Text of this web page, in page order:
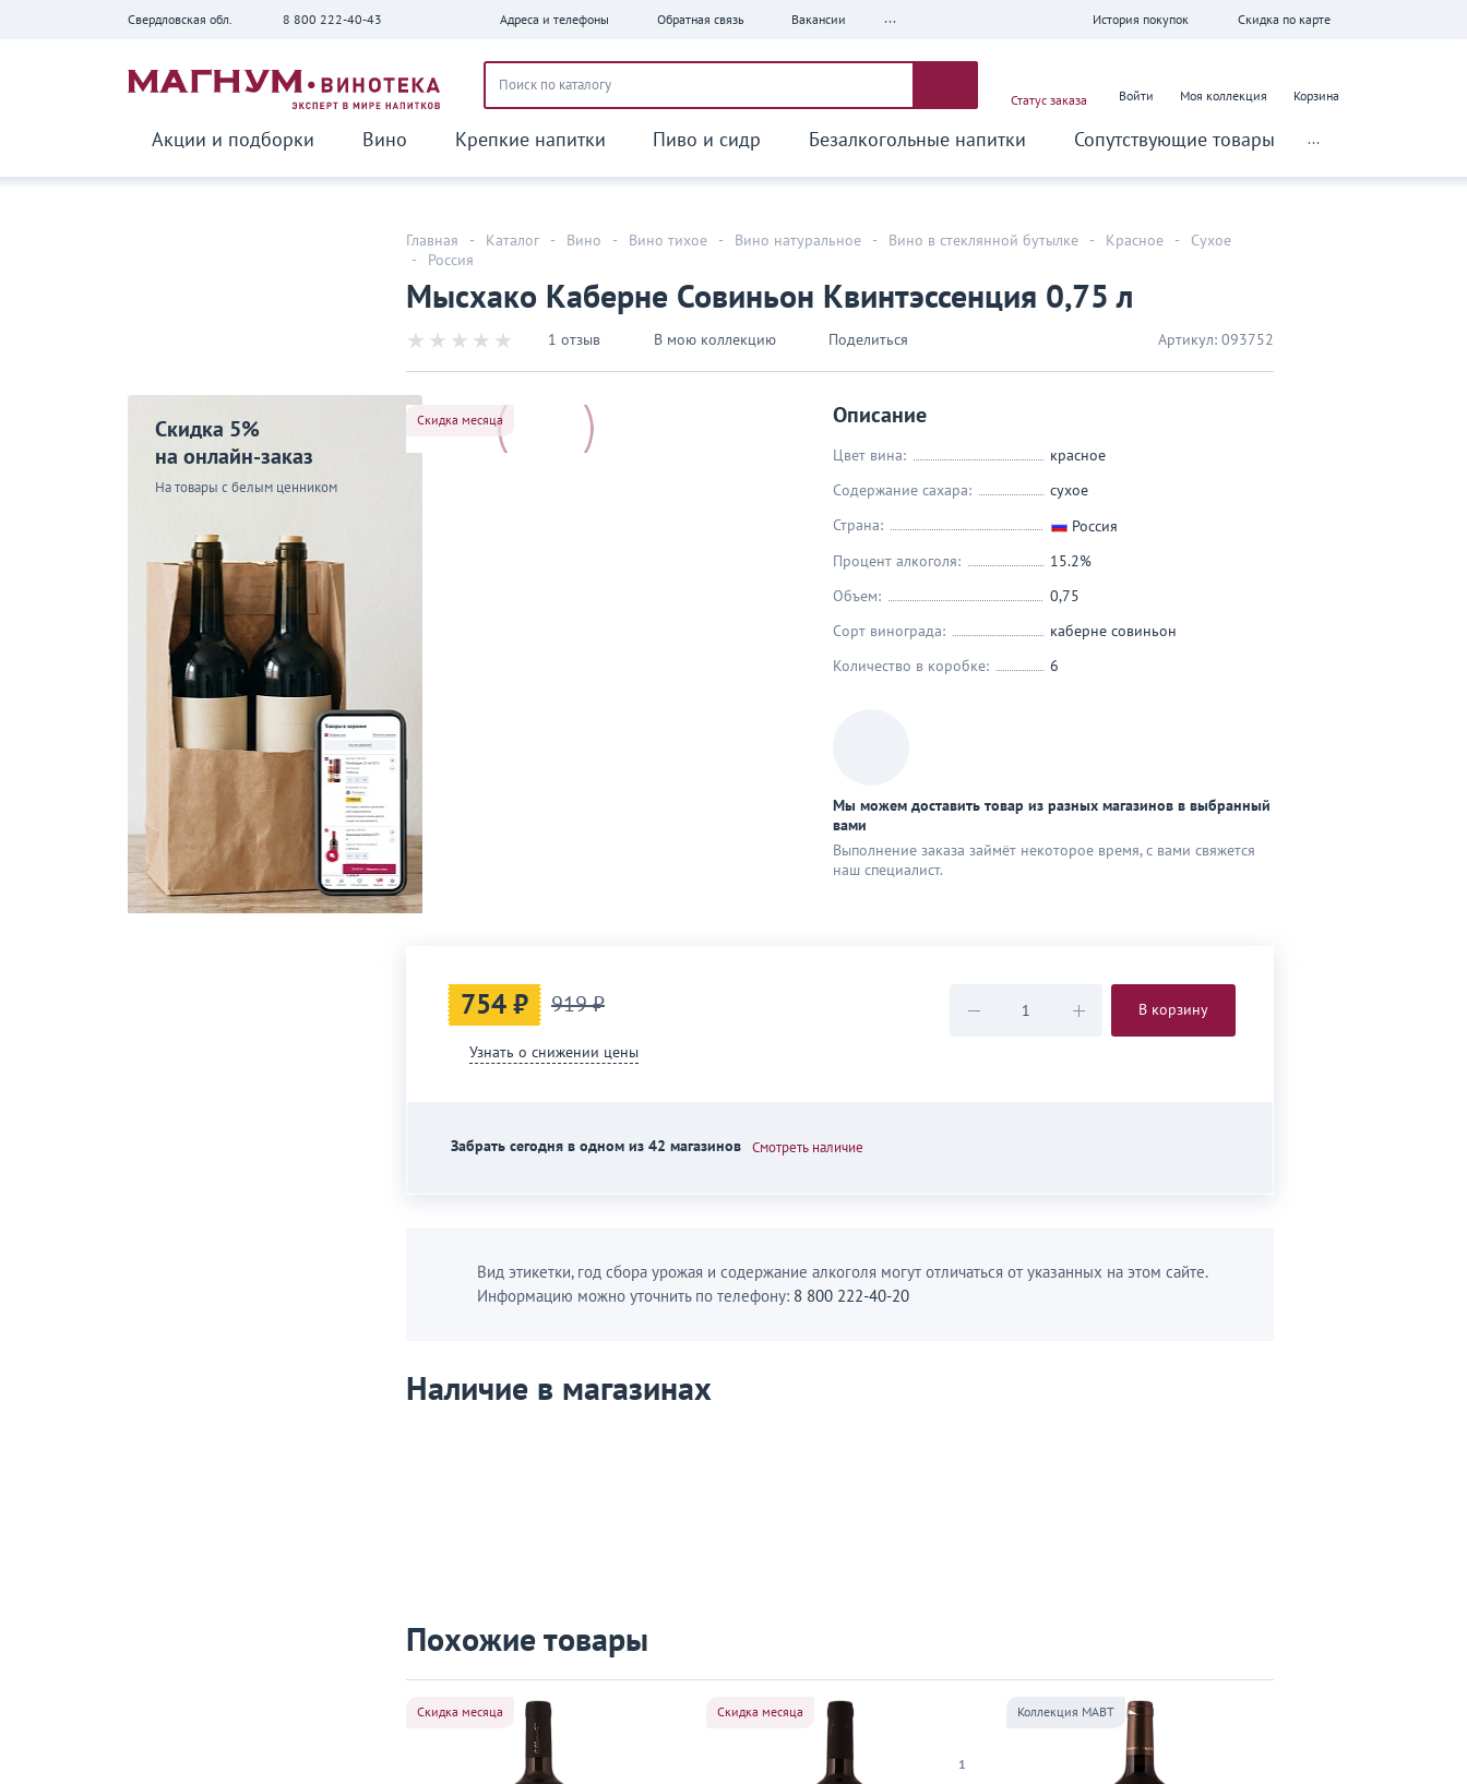
Свердловская обл. 8 800 222-40-43 Адреса и телефоны Обратная связь Вакансии ... История покупок Скидка по карте
Статус заказа Войти Моя коллекция Корзина
Акции и подборки Вино Крепкие напитки Пиво и сидр Безалкогольные напитки Сопутствующие товары ...
Скидка 5%
на онлайн-заказ
На товары с белым ценником
Главная - Каталог - Вино - Вино тихое - Вино натуральное - Вино в стеклянной бутылке - Красное -
Сухое
-
Россия
Мысхако Каберне Совиньон Квинтэссенция 0,75 л
1 отзыв В мою коллекцию Поделиться Артикул: 093752
Скидка месяца Описание
Цвет вина:
красное
Содержание сахара:
сухое
Страна:
Россия
Процент алкоголя:
15.2%
Объем:
0,75
Сорт винограда:
каберне совиньон
Количество в коробке:
6
Мы можем доставить товар из разных магазинов в выбранный
вами
Выполнение заказа займёт некоторое время, с вами свяжется
наш специaлист.
754 ₽ 919 ₽
Узнать о снижении цены
В корзину
Забрать сегодня в одном из 42 магазинов Смотреть наличие
Вид этикетки, год сбора урожая и содержание алкоголя могут отличаться от указанных на этом сайте.
Информацию можно уточнить по телефону: 8 800 222-40-20
Наличие в магазинах
Похожие товары
Скидка месяца
1
Скидка месяца Коллекция МАВТ